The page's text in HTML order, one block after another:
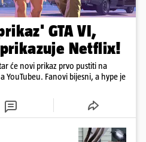
GTA VI,
Netflix!
će novi prikaz prvo pustiti na
YouTubeu. Fanovi bijesni, a hype je